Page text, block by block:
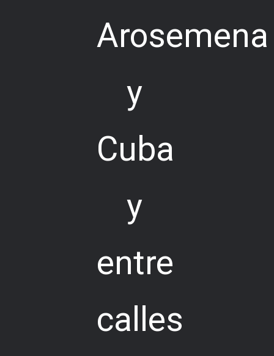
Arosemena
y
Cuba
y
entre
calles